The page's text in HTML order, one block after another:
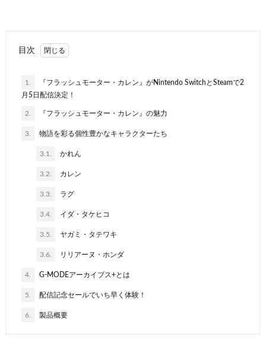
目次
1.
『フラッシュモーター・カレン』がNintendo SwitchとSteamで2
月5日配信決定！
2. 『フラッシュモーター・カレン』の魅力
3. 物語を彩る個性豊かなキャラクターたち
3.1. かれん
3.2. カレン
3.3. ラグ
3.4. イダ・タケヒコ
3.5. ヤガミ・タテワキ
3.6. リリアーヌ・ホンダ
4. G-MODEアーカイブス+とは
5. 配信記念セールでいち早く体験！
6. 製品概要